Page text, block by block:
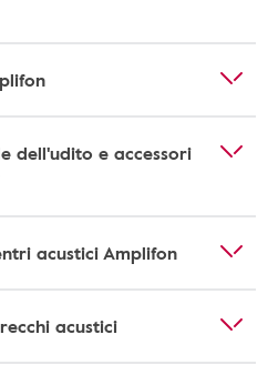
dell'udito e accessori
acustici Amplifon
acustici